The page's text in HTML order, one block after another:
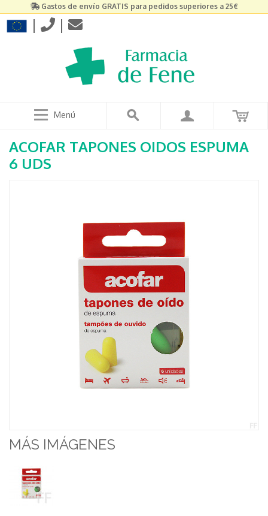
Gastos de envío GRATIS para pedidos superiores a 25€
| |
Menú
ACOFAR TAPONES OIDOS ESPUMA
6 UDS
MÁS IMÁGENES